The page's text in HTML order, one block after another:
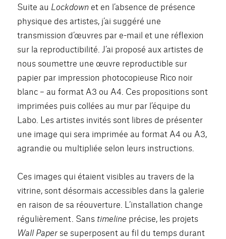
Suite au Lockdown et en l’absence de présence
physique des artistes, j’ai suggéré une
transmission d’œuvres par e-mail et une réflexion
sur la reproductibilité. J’ai proposé aux artistes de
nous soumettre une œuvre reproductible sur
papier par impression photocopieuse Rico noir
blanc – au format A3 ou A4. Ces propositions sont
imprimées puis collées au mur par l’équipe du
Labo. Les artistes invités sont libres de présenter
une image qui sera imprimée au format A4 ou A3,
agrandie ou multipliée selon leurs instructions.
Ces images qui étaient visibles au travers de la
vitrine, sont désormais accessibles dans la galerie
en raison de sa réouverture. L’installation change
régulièrement. Sans timeline précise, les projets
Wall Paper se superposent au fil du temps durant